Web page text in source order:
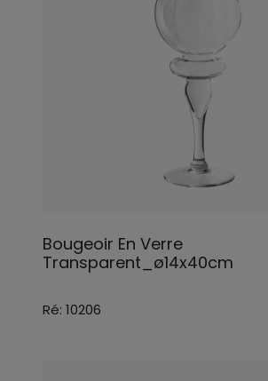
Bougeoir En Verre
Transparent_ø14x40cm
Ré: 10206